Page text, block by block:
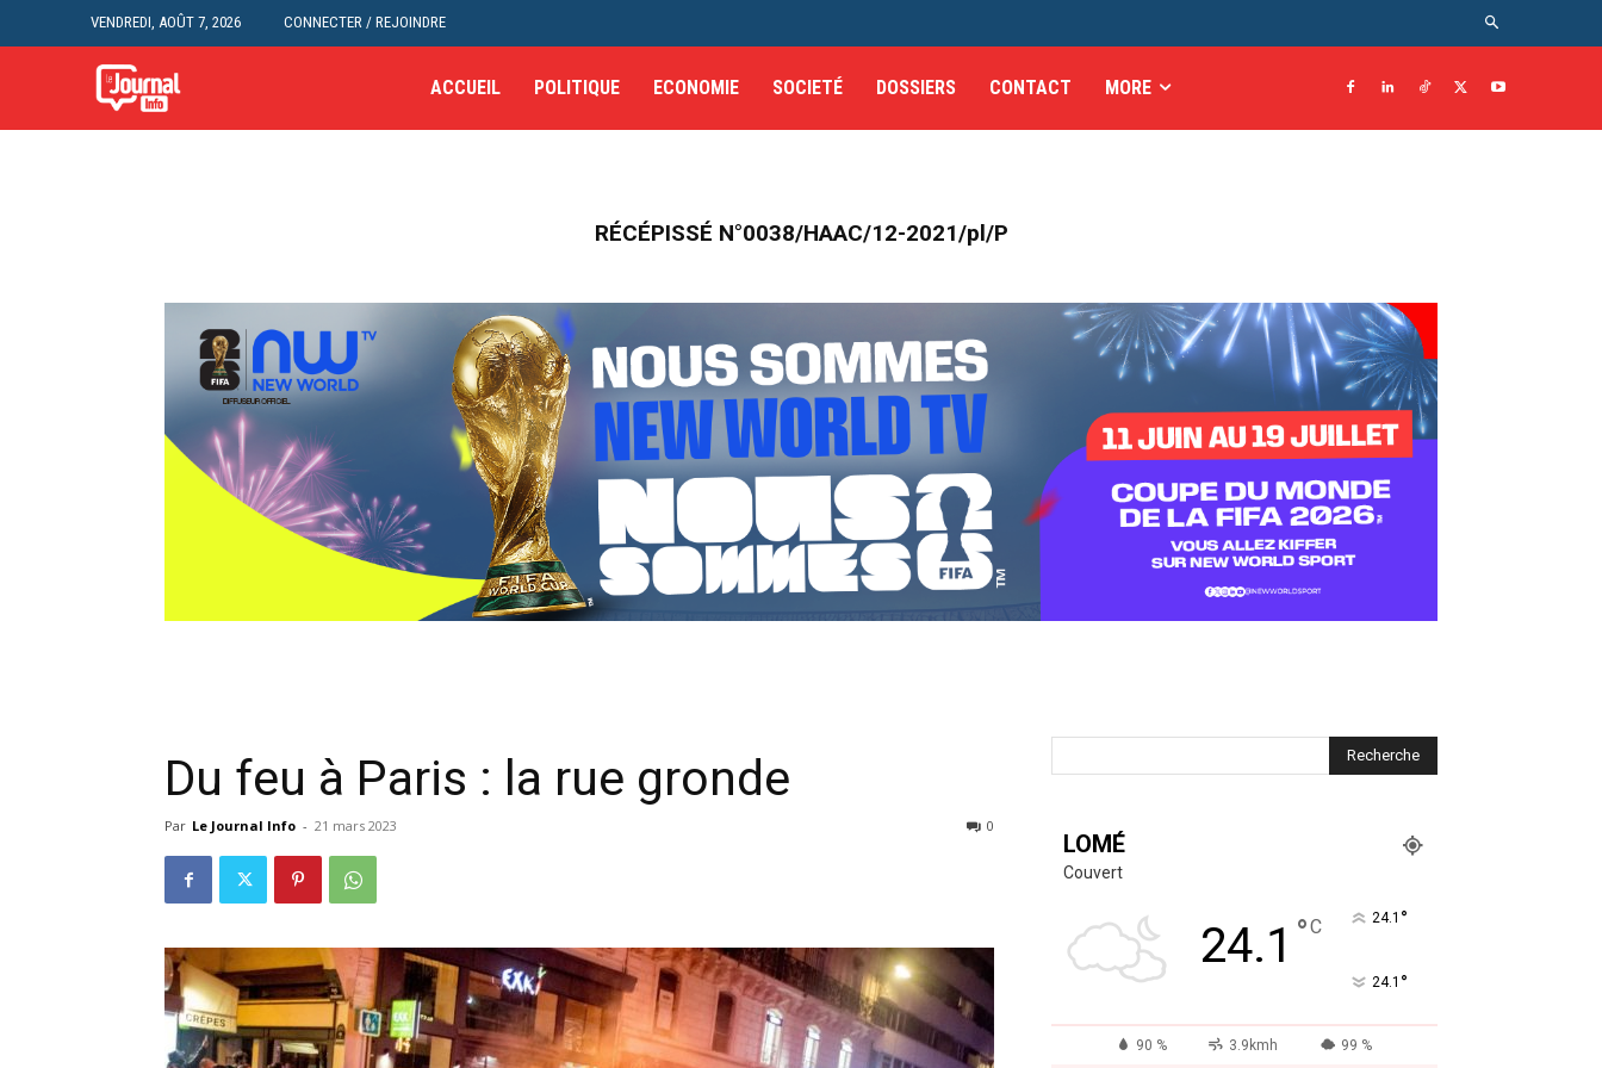
VENDREDI, AOÛT 7, 2026 CONNECTER / REJOINDRE
ACCUEIL POLITIQUE ECONOMIE SOCIETÉ DOSSIERS CONTACT MORE
RÉCÉPISSÉ N°0038/HAAC/12-2021/pl/P
Du feu à Paris : la rue gronde
Par Le Journal Info - 21 mars 2023 0
LOMÉ
Couvert
24.1 °C 24.1 °
24.1 °
90 % 3.9kmh 99 %